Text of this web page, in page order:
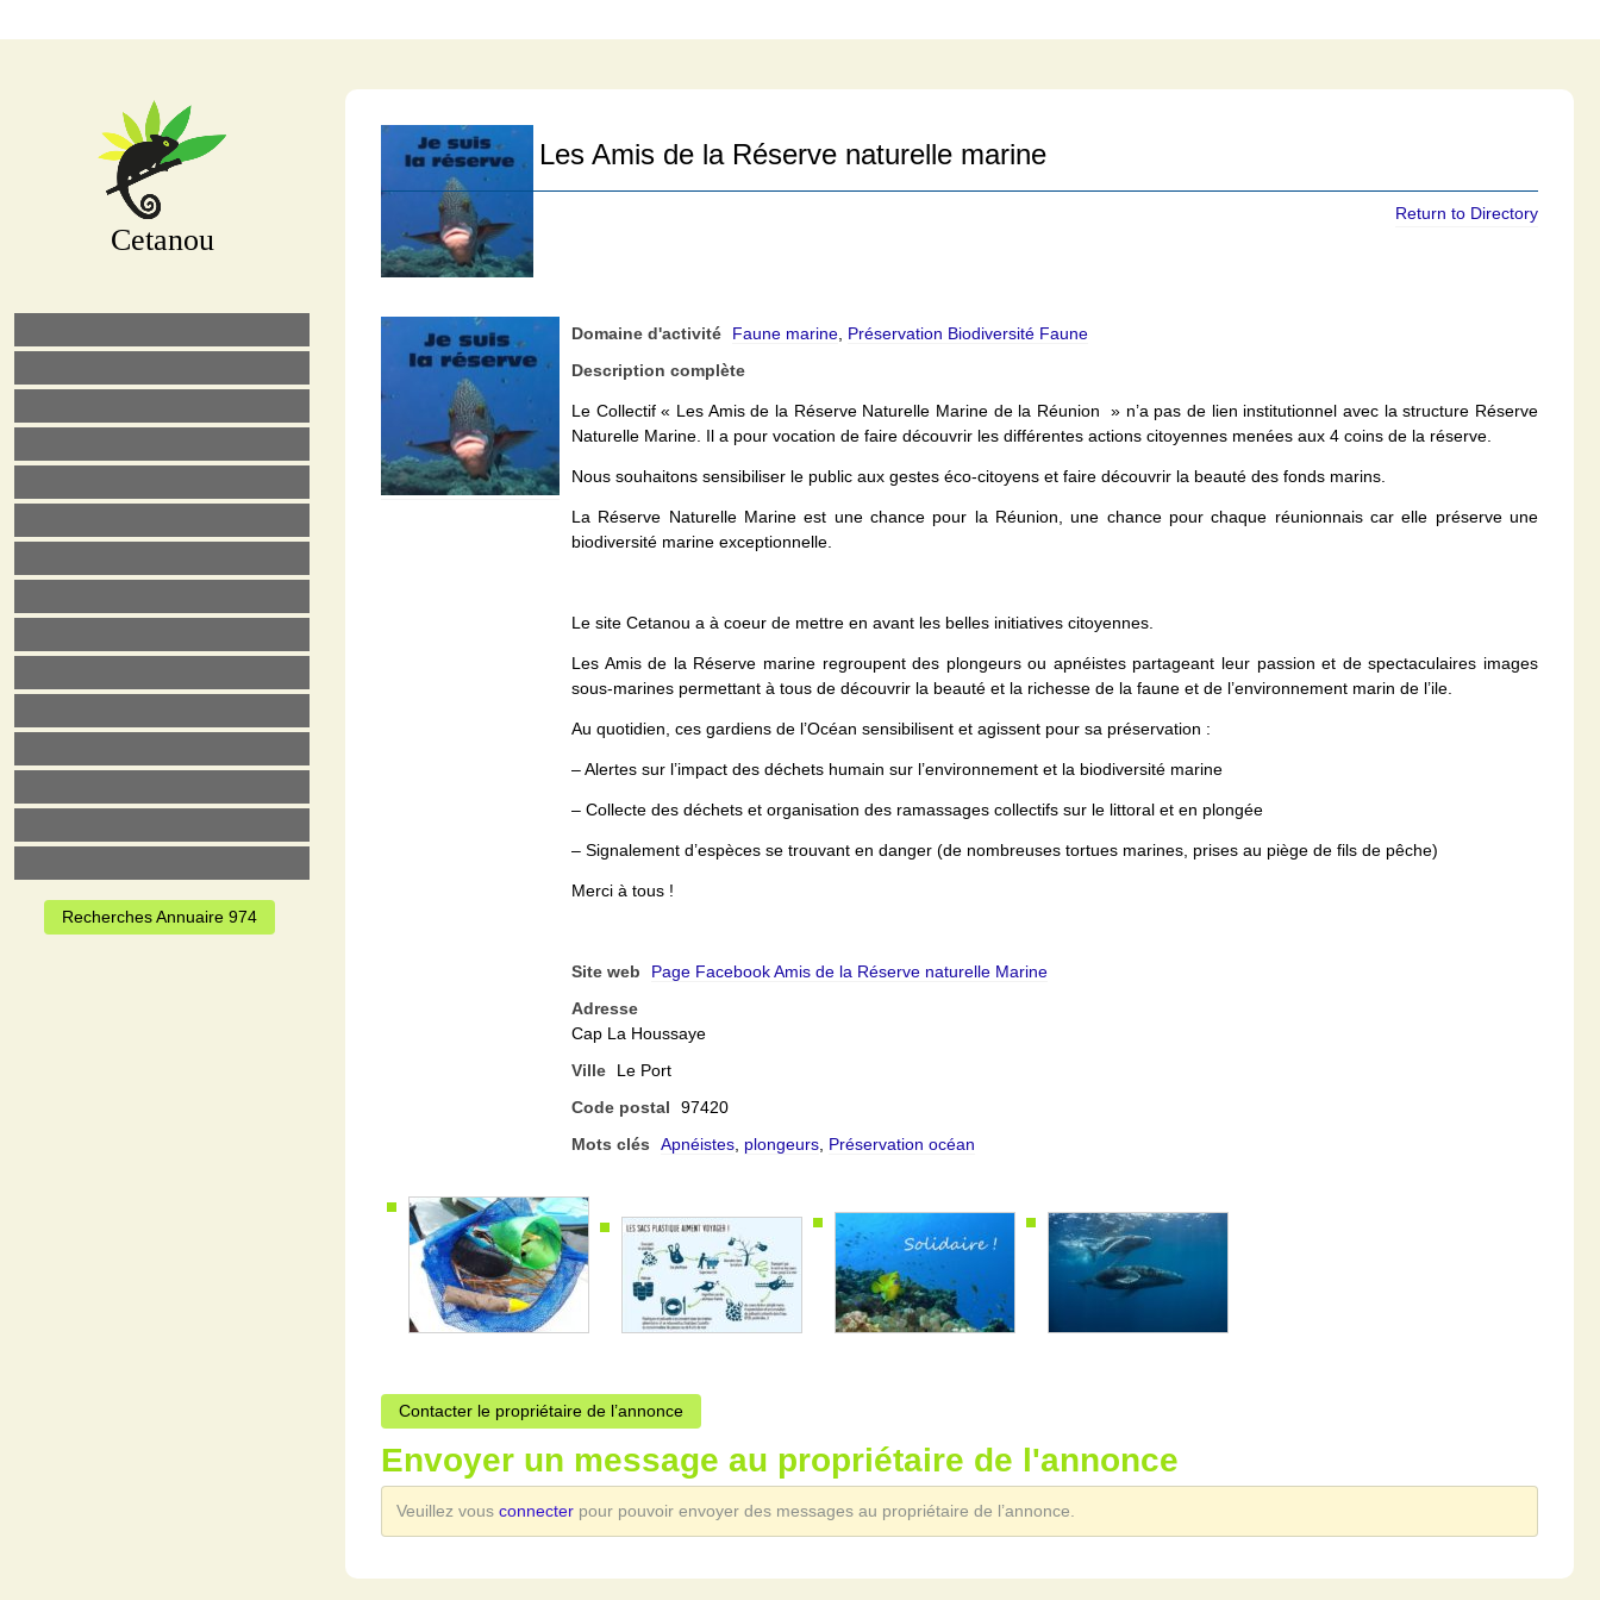
Cetanou
Recherches Annuaire 974
Les Amis de la Réserve naturelle marine
Return to Directory
Domaine d'activité Faune marine Préservation Biodiversité Faune
Description complète
Le Collectif « Les Amis de la Réserve Naturelle Marine de la Réunion » n’a pas de lien institutionnel avec la structure Réserve
Naturelle Marine. Il a pour vocation de faire découvrir les différentes actions citoyennes menées aux 4 coins de la réserve.
Nous souhaitons sensibiliser le public aux gestes éco-citoyens et faire découvrir la beauté des fonds marins.
La Réserve Naturelle Marine est une chance pour la Réunion, une chance pour chaque réunionnais car elle préserve une
biodiversité marine exceptionnelle.
Le site Cetanou a à coeur de mettre en avant les belles initiatives citoyennes.
Les Amis de la Réserve marine regroupent des plongeurs ou apnéistes partageant leur passion et de spectaculaires images
sous-marines permettant à tous de découvrir la beauté et la richesse de la faune et de l’environnement marin de l’ile.
Au quotidien, ces gardiens de l’Océan sensibilisent et agissent pour sa préservation :
– Alertes sur l’impact des déchets humain sur l’environnement et la biodiversité marine
– Collecte des déchets et organisation des ramassages collectifs sur le littoral et en plongée
– Signalement d’espèces se trouvant en danger (de nombreuses tortues marines, prises au piège de fils de pêche)
Merci à tous !
Site web
Page Facebook Amis de la Réserve naturelle Marine
Adresse
Cap La Houssaye
Ville
Le Port
Code postal
97420
Mots clés
Apnéistes plongeurs Préservation océan
Contacter le propriétaire de l’annonce
Envoyer un message au propriétaire de l'annonce
Veuillez vous connecter pour pouvoir envoyer des messages au propriétaire de l’annonce.